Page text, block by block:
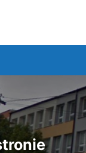
się w nowym